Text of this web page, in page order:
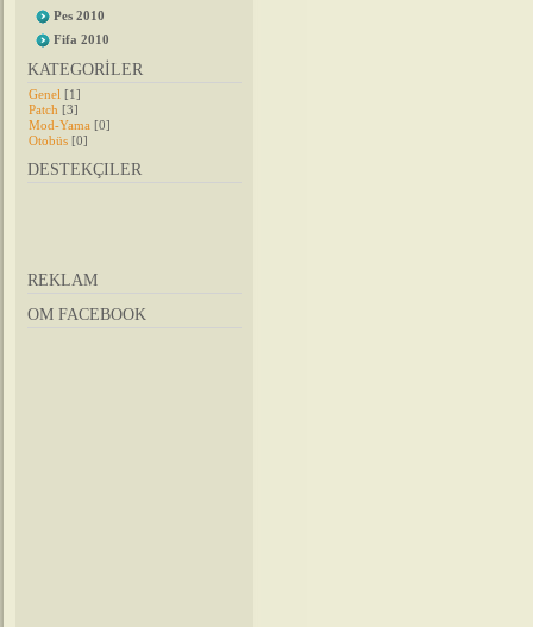
Pes 2010
Fifa 2010
KATEGORİLER
Genel [1]
Patch [3]
Mod-Yama [0]
Otobüs [0]
DESTEKÇILER
REKLAM
OM FACEBOOK